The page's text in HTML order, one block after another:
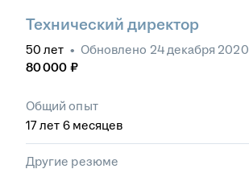
Технический директор
50 лет • Обновлено 24 декабря 2020
80 000 ₽
Общий опыт
17лет 6 месяцев
Другие резюме